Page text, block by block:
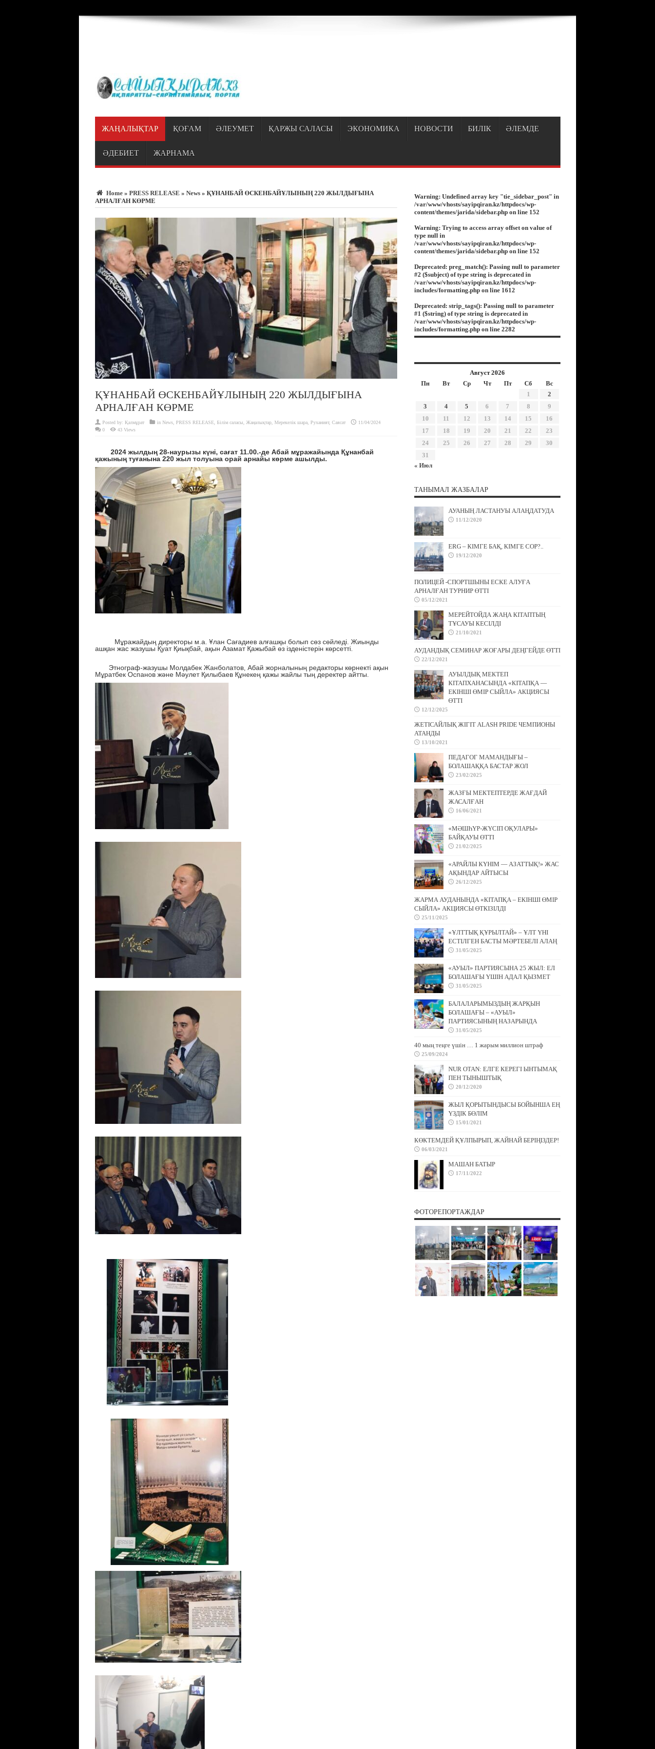
ЖАҢАЛЫҚТАР ҚОҒАМ ӘЛЕУМЕТ ҚАРЖЫ САЛАСЫ ЭКОНОМИКА НОВОСТИ БИЛІК ӘЛЕМДЕ
ӘДЕБИЕТ ЖАРНАМА
Home » PRESS RELEASE » News » ҚҰНАНБАЙ ӨСКЕНБАЙҰЛЫНЫҢ 220 ЖЫЛДЫҒЫНА
АРНАЛҒАН КӨРМЕ
ҚҰНАНБАЙ ӨСКЕНБАЙҰЛЫНЫҢ 220 ЖЫЛДЫҒЫНА
АРНАЛҒАН КӨРМЕ
Posted by: Қалмұрат in News, PRESS RELEASE, Білім саласы Жаңалықтар, Мерекелік шара, Руханият, Саясат
11/04/2024
0
43 Views
2024 жылдың 28-наурызы күні, сағат 11.00.-де Абай мұражайында Құнанбай
қажының туғанына 220 жыл толуына орай арнайы көрме ашылды.
Мұражайдың директоры м.а. Ұлан Сағадиев алғашқы болып сөз сөйледі. Жиынды
ашқан жас жазушы Қуат Қиықбай, ақын Азамат Қажыбай өз ізденістерін көрсетті.
Этнограф-жазушы Молдабек Жанболатов, Абай жорналының редакторы көрнекті ақын
Мұратбек Оспанов және Мәулет Қилыбаев Құнекең қажы жайлы тың деректер айтты.
Warning: Undefined array key "tie_sidebar_post" in
/var/www/vhosts/sayipqiran.kz/httpdocs/wp-
content/themes/jarida/sidebar.phpon line 152
Warning: Trying to access array offset on value of
type null in
/var/www/vhosts/sayipqiran.kz/httpdocs/wp-
content/themes/jarida/sidebar.phpon line 152
Deprecated: preg_match(): Passing null to parameter
#2 ($subject) of type string is deprecated in
/var/www/vhosts/sayipqiran.kz/httpdocs/wp-
includes/formatting.phpon line 1612
Deprecated: strip_tags(): Passing null to parameter
#1 ($string) of type string is deprecated in
/var/www/vhosts/sayipqiran.kz/httpdocs/wp-
includes/formatting.phpon line 2282
Август 2026
Пн
Вт Ср Чт Пт Сб
Вс
1
2
3
4 5 6 7 8
9
10
11 12 13 14 15
16
17
18 19 20 21 22
23
24
25 26 27 28 29
30
31
« Июл
ТАНЫМАЛ ЖАЗБАЛАР
АУАНЫҢ ЛАСТАНУЫ АЛАҢДАТУДА
11/12/2020
ERG – КІМГЕ БАҚ, КІМГЕ СОР?..
19/12/2020
ПОЛИЦЕЙ -СПОРТШЫНЫ ЕСКЕ АЛУҒА
АРНАЛҒАН ТУРНИР ӨТТІ
05/12/2021
МЕРЕЙТОЙДА ЖАҢА КІТАПТЫҢ
ТҰСАУЫ КЕСІЛДІ
21/10/2021
АУДАНДЫҚ СЕМИНАР ЖОҒАРЫ ДЕҢГЕЙДЕ ӨТТІ
22/12/2021
АУЫЛДЫҚ МЕКТЕП
КІТАПХАНАСЫНДА «КІТАПҚА —
ЕКІНШІ ӨМІР СЫЙЛА» АКЦИЯСЫ
ӨТТІ
12/12/2025
ЖЕТІСАЙЛЫҚ ЖІГІТ ALASH PRIDE ЧЕМПИОНЫ
АТАНДЫ
13/10/2021
ПЕДАГОГ МАМАНДЫҒЫ –
БОЛАШАҚҚА БАСТАР ЖОЛ
23/02/2025
ЖАЗҒЫ МЕКТЕПТЕРДЕ ЖАҒДАЙ
ЖАСАЛҒАН
16/06/2021
«МӘШҺҮР-ЖҮСІП ОҚУЛАРЫ»
БАЙҚАУЫ ӨТТІ
21/02/2025
«АРАЙЛЫ КҮНІМ — АЗАТТЫҚ!» ЖАС
АҚЫНДАР АЙТЫСЫ
26/12/2025
ЖАРМА АУДАНЫНДА «КІТАПҚА – ЕКІНШІ ӨМІР
СЫЙЛА» АКЦИЯСЫ ӨТКІЗІЛДІ
25/11/2025
«ҰЛТТЫҚ ҚҰРЫЛТАЙ» – ҰЛТ ҮНІ
ЕСТІЛГЕН БАСТЫ МӘРТЕБЕЛІ АЛАҢ
31/05/2025
«АУЫЛ» ПАРТИЯСЫНА 25 ЖЫЛ: ЕЛ
БОЛАШАҒЫ ҮШІН АДАЛ ҚЫЗМЕТ
31/05/2025
БАЛАЛАРЫМЫЗДЫҢ ЖАРҚЫН
БОЛАШАҒЫ – «АУЫЛ»
ПАРТИЯСЫНЫҢ НАЗАРЫНДА
31/05/2025
40 мың теңге үшін … 1 жарым миллион штраф
25/09/2024
NUR OTAN: ЕЛГЕ КЕРЕГІ ЫНТЫМАҚ
ПЕН ТЫНЫШТЫҚ
20/12/2020
ЖЫЛ ҚОРЫТЫНДЫСЫ БОЙЫНША ЕҢ
ҮЗДІК БӨЛІМ
15/01/2021
КӨКТЕМДЕЙ ҚҰЛПЫРЫП, ЖАЙНАЙ БЕРІҢІЗДЕР!
06/03/2021
МАШАН БАТЫР
17/11/2022
ФОТОРЕПОРТАЖДАР